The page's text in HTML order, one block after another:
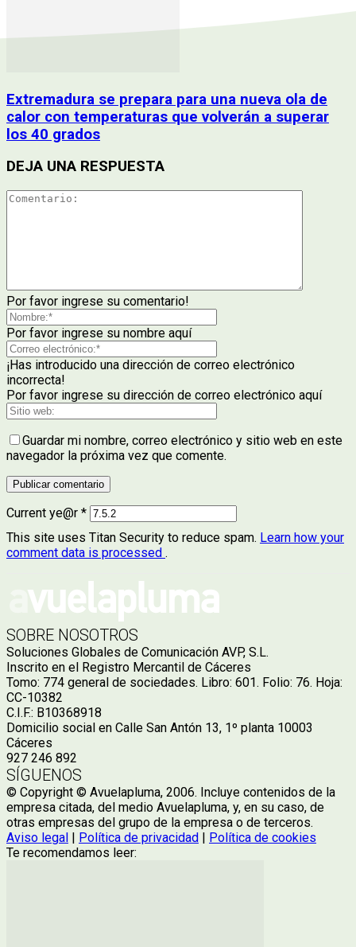
Extremadura se prepara para una nueva ola de
calor con temperaturas que volverán a superar
los 40 grados
DEJA UNA RESPUESTA
Por favor ingrese su comentario!
Por favor ingrese su nombre aquí
¡Has introducido una dirección de correo electrónico
incorrecta!
Por favor ingrese su dirección de correo electrónico aquí
Guardar mi nombre, correo electrónico y sitio web en este
navegador la próxima vez que comente.
Current ye@r *
This site uses Titan Security to reduce spam. Learn how your
comment data is processed .
SOBRE NOSOTROS
Soluciones Globales de Comunicación AVP, S.L.
Inscrito en el Registro Mercantil de Cáceres
Tomo: 774 general de sociedades. Libro: 601. Folio: 76. Hoja:
CC-10382
C.I.F.: B10368918
Domicilio social en Calle San Antón 13, 1º planta 10003
Cáceres
927 246 892
SÍGUENOS
© Copyright © Avuelapluma, 2006. Incluye contenidos de la
empresa citada, del medio Avuelapluma, y, en su caso, de
otras empresas del grupo de la empresa o de terceros.
Aviso legal | Política de privacidad | Política de cookies
Te recomendamos leer: